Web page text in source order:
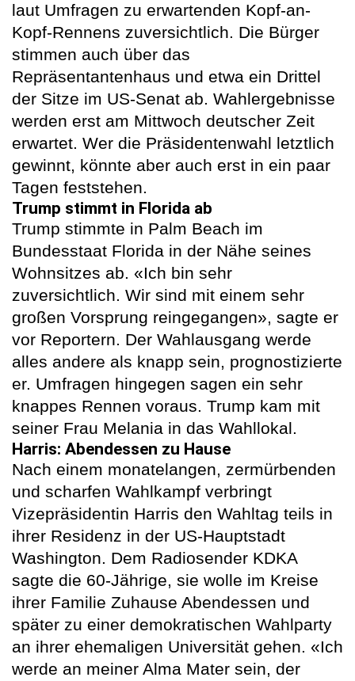
laut Umfragen zu erwartenden Kopf-an-
Kopf-Rennens zuversichtlich. Die Bürger
stimmen auch über das
Repräsentantenhaus und etwa ein Drittel
der Sitze im US-Senat ab. Wahlergebnisse
werden erst am Mittwoch deutscher Zeit
erwartet. Wer die Präsidentenwahl letztlich
gewinnt, könnte aber auch erst in ein paar
Tagen feststehen.
Trump stimmt in Florida ab
Trump stimmte in Palm Beach im
Bundesstaat Florida in der Nähe seines
Wohnsitzes ab. «Ich bin sehr
zuversichtlich. Wir sind mit einem sehr
großen Vorsprung reingegangen», sagte er
vor Reportern. Der Wahlausgang werde
alles andere als knapp sein, prognostizierte
er. Umfragen hingegen sagen ein sehr
knappes Rennen voraus. Trump kam mit
seiner Frau Melania in das Wahllokal.
Harris: Abendessen zu Hause
Nach einem monatelangen, zermürbenden
und scharfen Wahlkampf verbringt
Vizepräsidentin Harris den Wahltag teils in
ihrer Residenz in der US-Hauptstadt
Washington. Dem Radiosender KDKA
sagte die 60-Jährige, sie wolle im Kreise
ihrer Familie Zuhause Abendessen und
später zu einer demokratischen Wahlparty
an ihrer ehemaligen Universität gehen. «Ich
werde an meiner Alma Mater sein, der